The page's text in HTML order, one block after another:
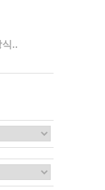
..